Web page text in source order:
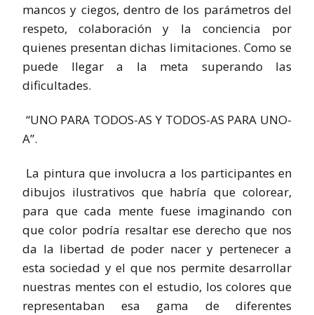
mancos y ciegos, dentro de los parámetros del
respeto, colaboración y la conciencia por
quienes presentan dichas limitaciones. Como se
puede llegar a la meta superando las
dificultades.
“UNO PARA TODOS-AS Y TODOS-AS PARA UNO-
A”.
La pintura que involucra a los participantes en
dibujos ilustrativos que habría que colorear,
para que cada mente fuese imaginando con
que color podría resaltar ese derecho que nos
da la libertad de poder nacer y pertenecer a
esta sociedad y el que nos permite desarrollar
nuestras mentes con el estudio, los colores que
representaban esa gama de diferentes